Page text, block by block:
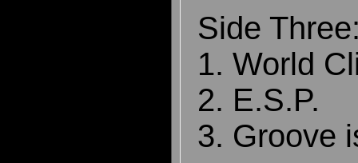
Side
1. World
2. E.S.P.
3. Groove